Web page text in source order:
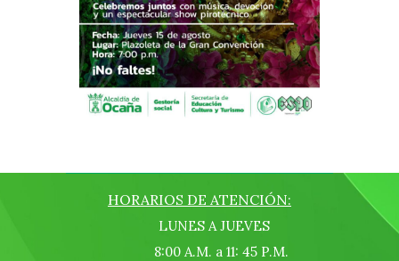
HORARIOS DE ATENCIÓN:
LUNES A JUEVES
8:00 A.M. a 11: 45 P.M.